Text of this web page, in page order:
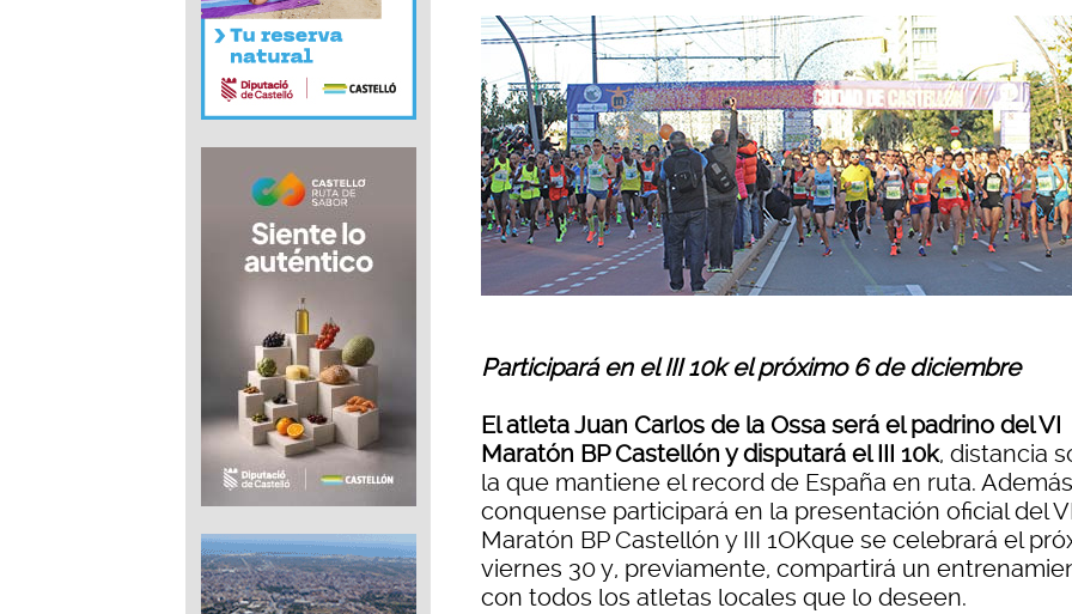
Participará en el III 10k el próximo 6 de diciembre
El atleta Juan Carlos de la Ossa será el padrino del VI
Maratón BP Castellón y disputará el III 10k, distancia
la que mantiene el record de España en ruta.
conquense participará en la presentación oficial del
Maratón BP Castellón y III 1OKque se celebrará el
viernes 30 y, previamente, compartirá un
con todos los atletas locales que lo deseen.